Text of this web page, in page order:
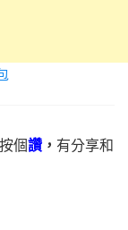
個讚 ， 有分享和